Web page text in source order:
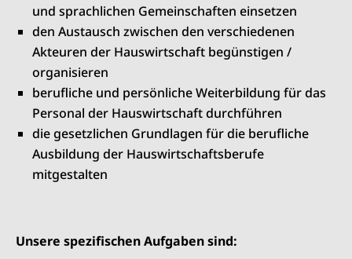
und sprachlichen Gemeinschaften einsetzen
den Austausch zwischen den verschiedenen
Akteuren der Hauswirtschaft begünstigen /
organisieren
berufliche und persönliche Weiterbildung für das
Personal der Hauswirtschaft durchführen
die gesetzlichen Grundlagen für die berufliche
Ausbildung der Hauswirtschaftsberufe
mitgestalten
Unsere spezifischen Aufgaben sind: